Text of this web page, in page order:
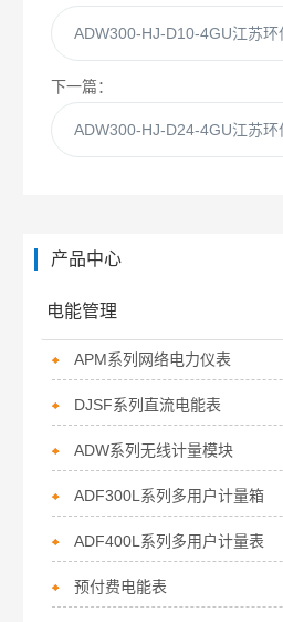
下一篇：
产品中心
电能管理
APM系列网络电力仪表
DJSF系列直流电能表
ADW系列无线计量模块
ADF300L系列多用户计量箱
ADF400L系列多用户计量表
预付费电能表